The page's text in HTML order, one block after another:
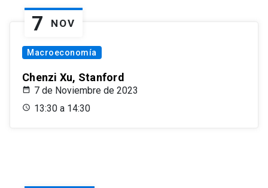
7 NOV
Macroeconomía
Chenzi Xu, Stanford
7 de Noviembre de 2023
13:30 a 14:30